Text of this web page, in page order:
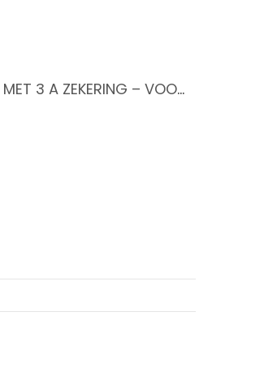
AUTO-SIGARETTENAANSTEKER – 12 V – MET 3 A ZEKERING – VOORDEEL SET 2 STUKS